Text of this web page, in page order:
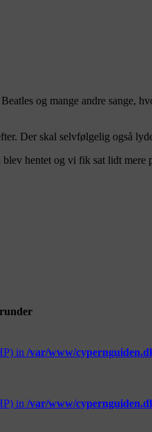
og mange andre sange,
Der skal selvfølgelig også
hentet og vi fik sat lidt
in /var/www/
in /var/www/